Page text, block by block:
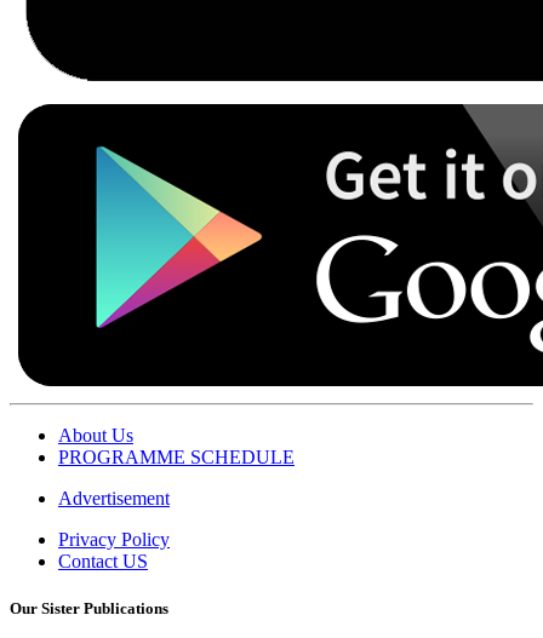
About Us
PROGRAMME SCHEDULE
Advertisement
Privacy Policy
Contact US
Our Sister Publications